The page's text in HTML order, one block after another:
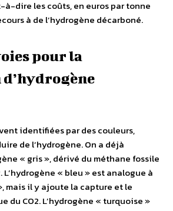
à-dire les coûts, en euros par tonne
à de l’hydrogène décarboné.
pour la
identifiées par des couleurs,
de l’hydrogène. On a déjà
« gris », dérivé du méthane fossile
L’hydrogène « bleu » est analogue à
mais il y ajoute la capture et le
du CO2. L’hydrogène « turquoise »